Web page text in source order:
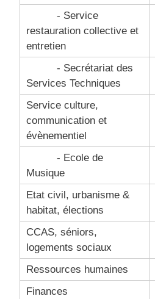
- Service
restauration collective et
entretien
- Secrétariat des
Services Techniques
Service culture,
communication et
évènementiel
- Ecole de
Musique
Etat civil, urbanisme &
habitat, élections
CCAS, séniors,
logements sociaux
Ressources humaines
Finances